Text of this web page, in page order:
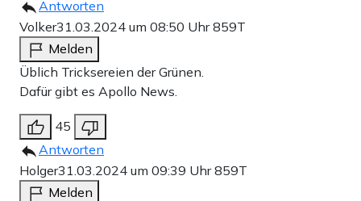
Antworten
Volker31.03.2024 um 08:50 Uhr859T
Melden
Üblich Tricksereien der Grünen.
Dafür gibt es Apollo News.
45
Antworten
Holger31.03.2024 um 09:39 Uhr859T
Melden